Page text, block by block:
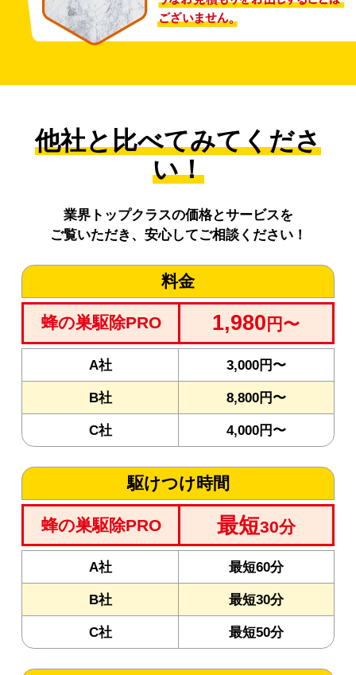
他社と比べてみてくださ
い！
業界トップクラスの価格とサービスを
ご覧いただき、安心してご相談ください！
料金
蜂の巣駆除PRO 1,980 円〜
A社 3,000円〜
B社 8,800円〜
C社 4,000円〜
駆けつけ時間
蜂の巣駆除PRO 最短30分
A社 最短60分
B社 最短30分
C社 最短50分